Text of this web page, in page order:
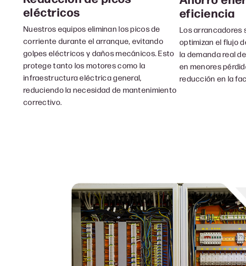
eléctricos
Nuestros equipos eliminan los picos de
corriente durante el arranque, evitando
golpes eléctricos y daños mecánicos. Esto
protege tanto los motores como la
infraestructura eléctrica general,
reduciendo la necesidad de mantenimiento
correctivo.
eficiencia
Los arrancadores
optimizan el flujo
la demanda real
en menores
reducción en la